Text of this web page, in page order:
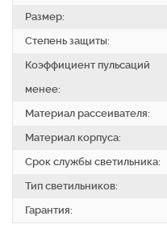
Размер:
Степень защиты:
Коэффициент пульсаций
менее:
Материал рассеивателя:
Материал корпуса:
Срок службы светильника:
Тип светильников:
Гарантия: